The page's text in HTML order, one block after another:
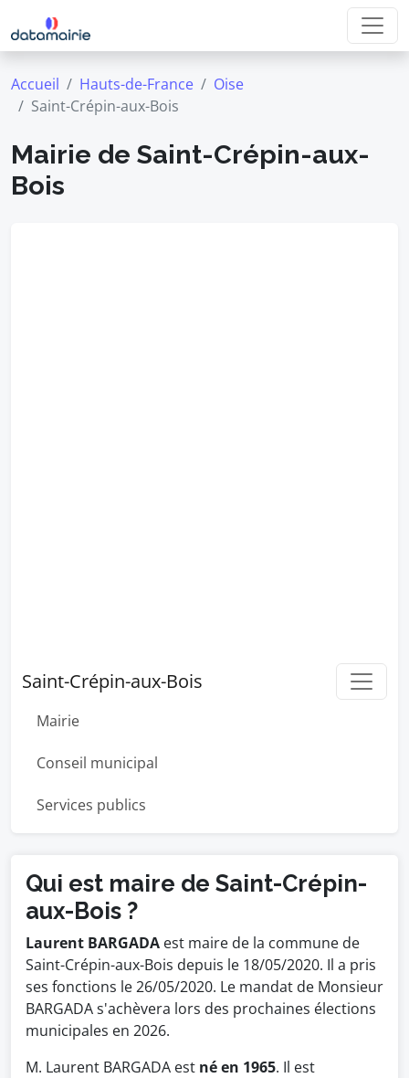
Accueil Hauts-de-France
Oise
Saint-Crépin-aux-Bois
Mairie de Saint-Crépin-aux-
Bois
Saint-Crépin-aux-Bois
Mairie
Conseil municipal
Services publics
Qui est maire de Saint-Crépin-
aux-Bois ?
Laurent BARGADA est maire de la commune de
Saint-Crépin-aux-Bois depuis le 18/05/2020. Il a pris
ses fonctions le 26/05/2020. Le mandat de Monsieur
BARGADA s'achèvera lors des prochaines élections
municipales en 2026.
M. Laurent BARGADA est né en 1965. Il est